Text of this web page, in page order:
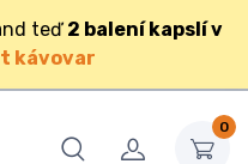
teď 2 balení kapslí v
kávovar
0